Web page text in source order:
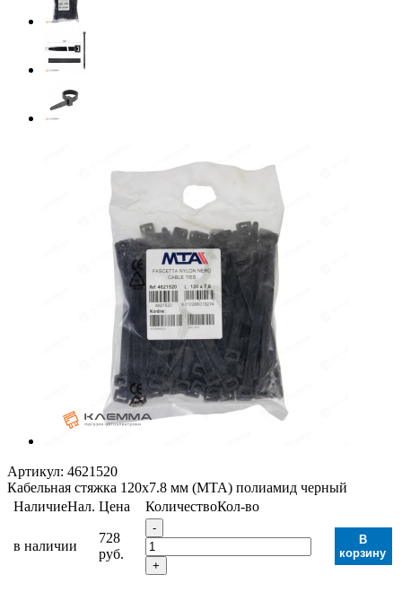
Артикул: 4621520
Кабельная стяжка 120х7.8 мм (MTA) полиамид черный
НаличиеНал. Цена КоличествоКол-во
в наличии
728
руб.
-
+
В
корзину